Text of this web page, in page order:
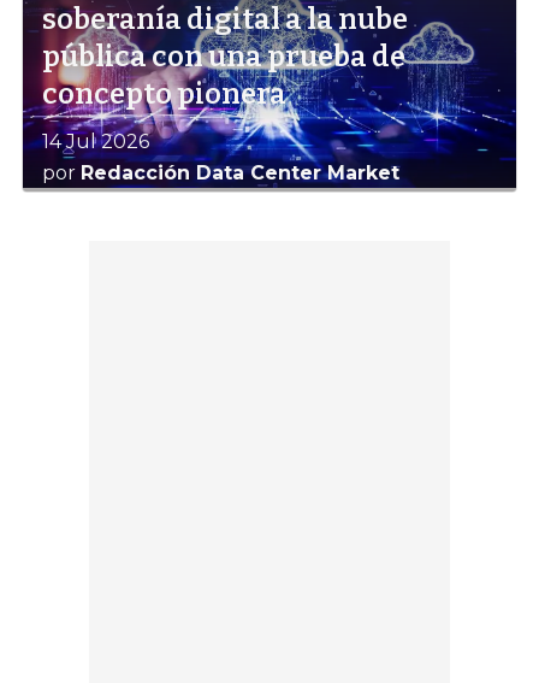
soberanía digital a la nube
pública con una prueba de
concepto pionera
14 Jul 2026
por Redacción Data Center Market